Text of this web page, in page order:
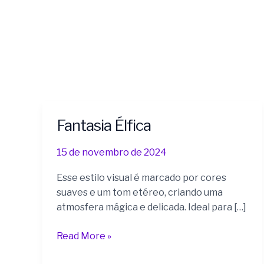
Fantasia Élfica
15 de novembro de 2024
Esse estilo visual é marcado por cores
suaves e um tom etéreo, criando uma
atmosfera mágica e delicada. Ideal para […]
Fantasia
Read More »